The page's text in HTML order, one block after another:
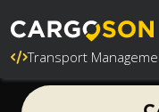
Transport